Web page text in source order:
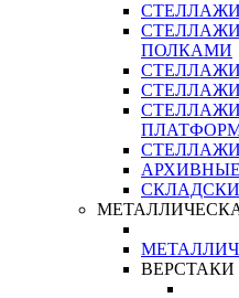
ПОЛКАМИ
ВЕРСТАКИ